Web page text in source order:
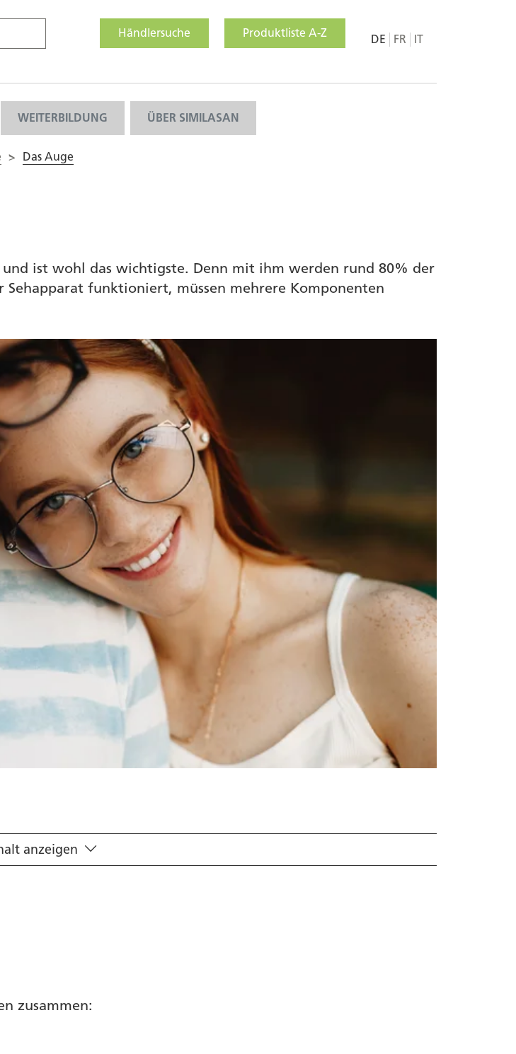
Händlersuche Produktliste A-Z DE FR IT
WEITERBILDUNG ÜBER SIMILASAN
> Das Auge
und ist wohl das wichtigste. Denn mit ihm werden rund 80% der
funktioniert, müssen mehrere Komponenten
anzeigen
zusammen: